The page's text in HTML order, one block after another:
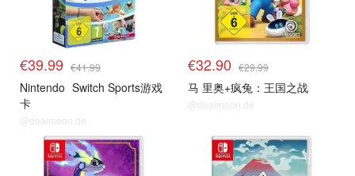
€39.99 €41.99
Nintendo Switch Sports游戏
卡
@dealmoon.de
€32.90 €29.99
马 里奥+疯兔：王国之战
@dealmoon.de